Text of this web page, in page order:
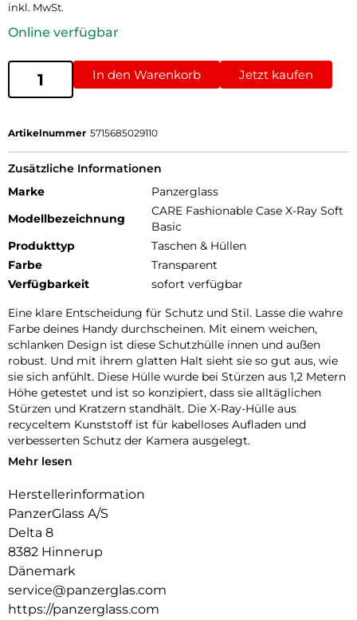
inkl. MwSt.
Online verfügbar
In den Warenkorb Jetzt kaufen
Artikelnummer 5715685029110
Zusätzliche Informationen
Marke
Panzerglass
Modellbezeichnung
CARE Fashionable Case X-Ray Soft
Basic
Produkttyp
Taschen & Hüllen
Farbe
Transparent
Verfügbarkeit
sofort verfügbar
Eine klare Entscheidung für Schutz und Stil. Lasse die wahre
Farbe deines Handy durchscheinen. Mit einem weichen,
schlanken Design ist diese Schutzhülle innen und außen
robust. Und mit ihrem glatten Halt sieht sie so gut aus, wie
sie sich anfühlt. Diese Hülle wurde bei Stürzen aus 1,2 Metern
Höhe getestet und ist so konzipiert, dass sie alltäglichen
Stürzen und Kratzern standhält. Die X-Ray-Hülle aus
recyceltem Kunststoff ist für kabelloses Aufladen und
verbesserten Schutz der Kamera ausgelegt.
DARE TO CARE:
und Lifestyle-Marke, die aus den hochwertigsten Materialien
hergestellt und von Mode-, Kunst- und Musiktrends
beeinflusst wird. Wir kümmern uns um Menschen und die
Welt, in der wir leben. Wir legen Wert auf Nachhaltigkeit und
Selbstdarstellung. Wir kümmern uns um Technik und die
Lebensdauer von Technik. Verwandle dein Handy in ein
stilvoll geschütztes Accessoire. Zeig der Welt, dass du dich
um sie sorgst.
Mehr lesen
Herstellerinformation
PanzerGlass A/S
Delta 8
8382 Hinnerup
Dänemark
service@panzerglas.com
https://panzerglass.com